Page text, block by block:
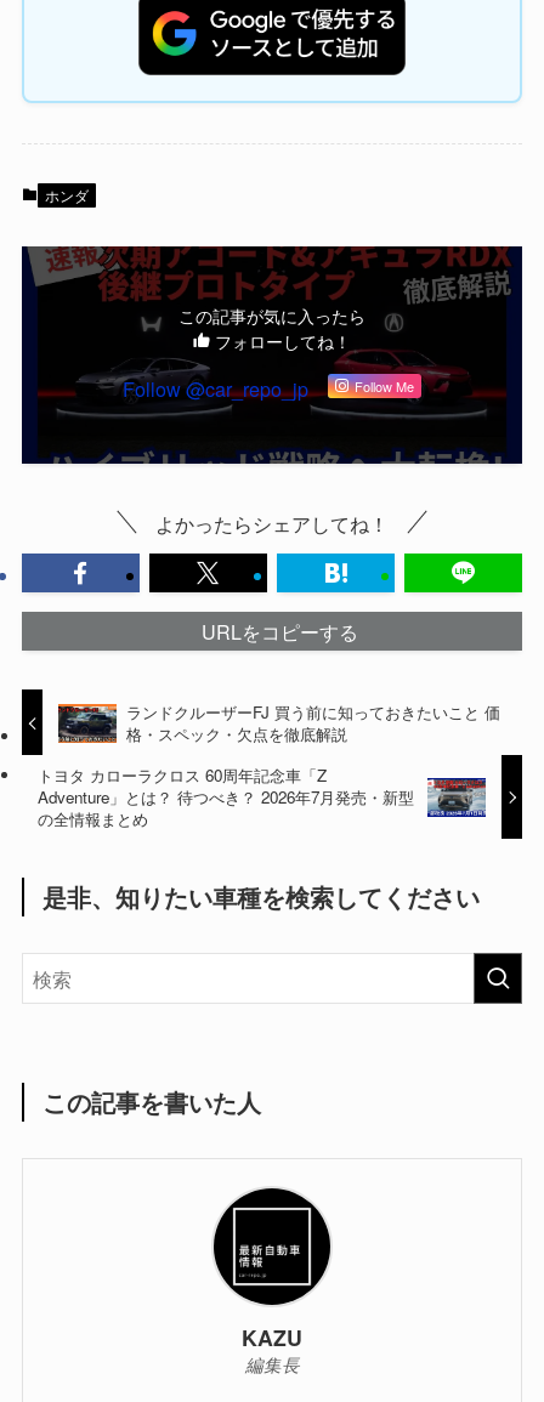
ホンダ
この記事が気に入ったら
フォローしてね！
Follow @car_repo_jp Follow Me
よかったらシェアしてね！
URLをコピーする
ランドクルーザーFJ 買う前に知っておきたいこと 価
格・スペック・欠点を徹底解説
トヨタ カローラクロス 60周年記念車「Z
Adventure」とは？ 待つべき？ 2026年7月発売・新型
の全情報まとめ
是非、知りたい車種を検索してください
この記事を書いた人
KAZU
編集長